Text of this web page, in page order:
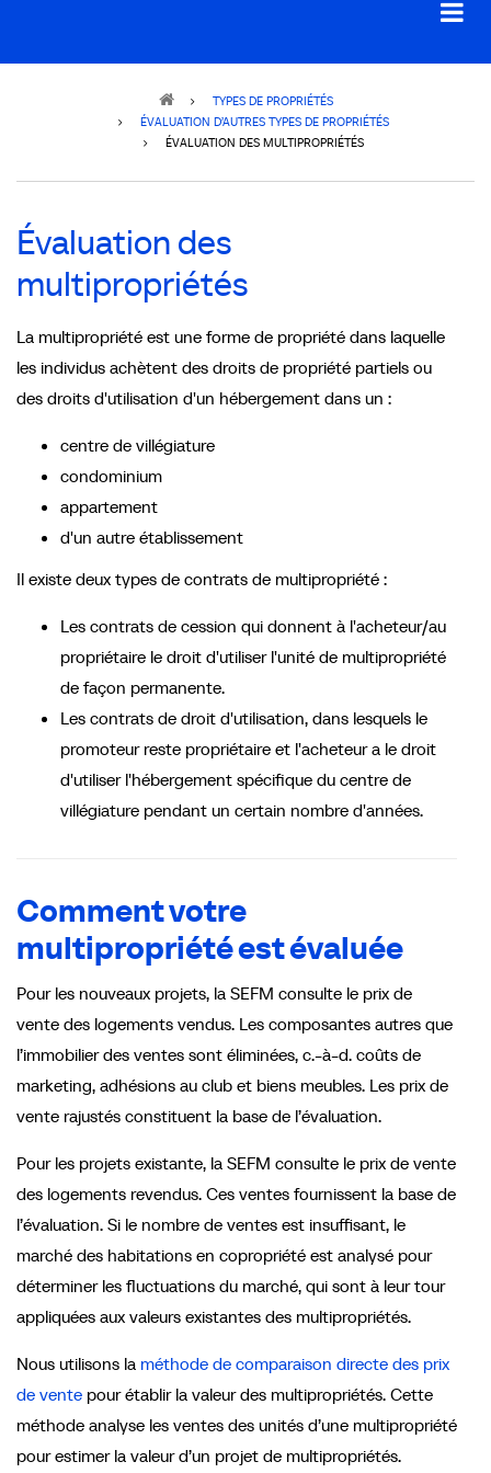
TYPES DE PROPRIÉTÉS
ÉVALUATION D’AUTRES TYPES DE PROPRIÉTÉS
ÉVALUATION DES MULTIPROPRIÉTÉS
Évaluation des
multipropriétés
La multipropriété est une forme de propriété dans laquelle
les individus achètent des droits de propriété partiels ou
des droits d'utilisation d'un hébergement dans un :
centre de villégiature
condominium
appartement
d'un autre établissement
Il existe deux types de contrats de multipropriété :
Les contrats de cession qui donnent à l'acheteur/au
propriétaire le droit d'utiliser l'unité de multipropriété
de façon permanente.
Les contrats de droit d'utilisation, dans lesquels le
promoteur reste propriétaire et l'acheteur a le droit
d'utiliser l'hébergement spécifique du centre de
villégiature pendant un certain nombre d'années.
Comment votre
multipropriété est évaluée
Pour les nouveaux projets, la SEFM consulte le prix de
vente des logements vendus. Les composantes autres que
l’immobilier des ventes sont éliminées, c.-à-d. coûts de
marketing, adhésions au club et biens meubles. Les prix de
vente rajustés constituent la base de l’évaluation.
Pour les projets existante, la SEFM consulte le prix de vente
des logements revendus. Ces ventes fournissent la base de
l’évaluation. Si le nombre de ventes est insuffisant, le
marché des habitations en copropriété est analysé pour
déterminer les fluctuations du marché, qui sont à leur tour
appliquées aux valeurs existantes des multipropriétés.
Nous utilisons la méthode de comparaison directe des prix
de vente pour établir la valeur des multipropriétés. Cette
méthode analyse les ventes des unités d’une multipropriété
pour estimer la valeur d’un projet de multipropriétés.